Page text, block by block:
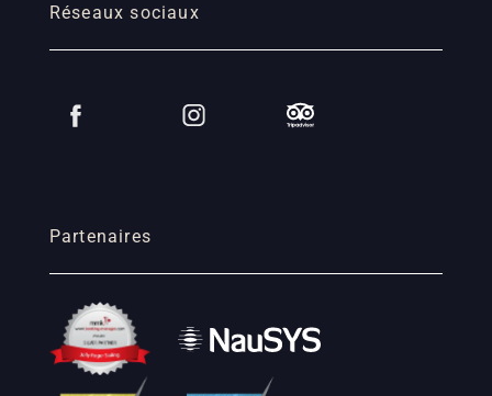
Réseaux sociaux
Partenaires